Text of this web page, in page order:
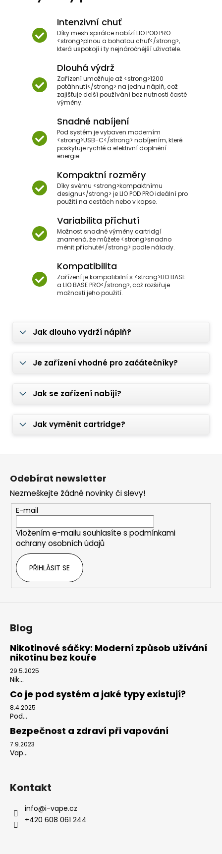
Intenzivní chuť
Díky mesh spirálce nabízí LIO POD PRO
<strong>plnou a bohatou chuť</strong>,
která uspokojí i ty nejnáročnější uživatele.
Dlouhá výdrž
Zařízení umožňuje až <strong>1200
potáhnutí</strong> na jednu náplň, což
zajišťuje delší používání bez nutnosti časté
výměny.
Snadné nabíjení
Pod systém je vybaven moderním
<strong>USB-C</strong> nabíjením, které
poskytuje rychlé a efektivní doplnění
energie.
Kompaktní rozměry
Díky svému <strong>kompaktnímu
designu</strong> je LIO POD PRO ideální pro
použití na cestách nebo v kapse.
Variabilita příchutí
Možnost snadné výměny cartridgí
znamená, že můžete <strong>snadno
měnit příchutě</strong> podle nálady.
Kompatibilita
Zařízení je kompatibilní s <strong>LIO BASE
a LIO BASE PRO</strong>, což rozšiřuje
možnosti jeho použití.
Jak dlouho vydrží náplň?
Je zařízení vhodné pro začátečníky?
Jak se zařízení nabíjí?
Jak vyměnit cartridge?
Z
Odebírat newsletter
Nezmeškejte žádné novinky či slevy!
E-mail
Vložením e-mailu souhlasíte s podmínkami
ochrany osobních údajů
PŘIHLÁSIT SE
Blog
Nikotinové sáčky: Moderní způsob užívání
nikotinu bez kouře
29.5.2025
Nik...
Co je pod systém a jaké typy existují?
8.4.2025
Pod...
Bezpečnost a zdraví při vapování
7.9.2023
Vap...
Kontakt
info@i-vape.cz
+420 608 061 244